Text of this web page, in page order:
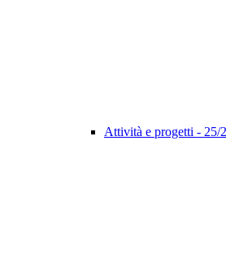
Attività e progetti - 25/